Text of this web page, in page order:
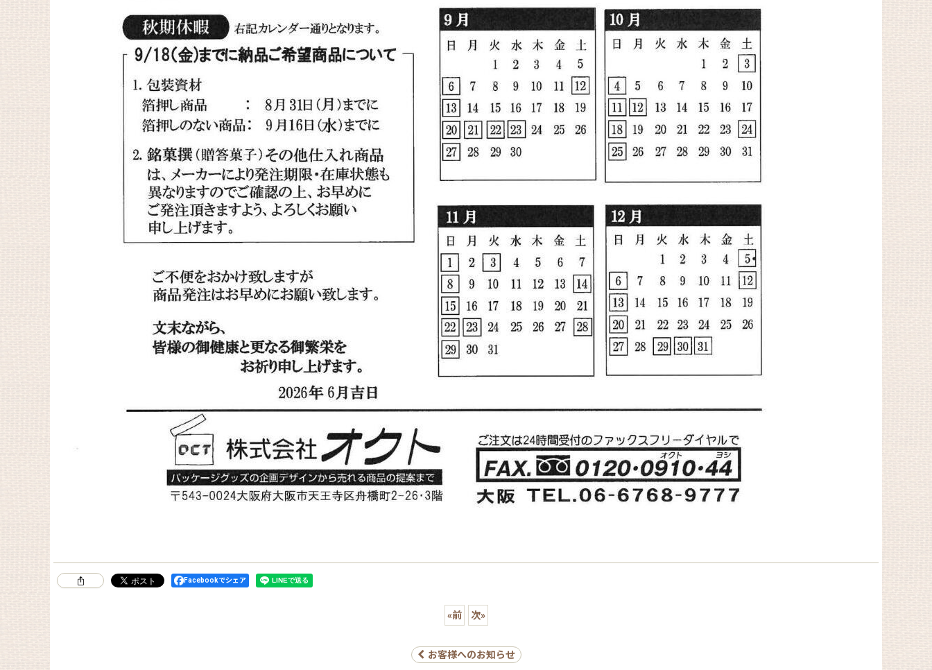
Facebookでシェア
«前 次»
お客様へのお知らせ